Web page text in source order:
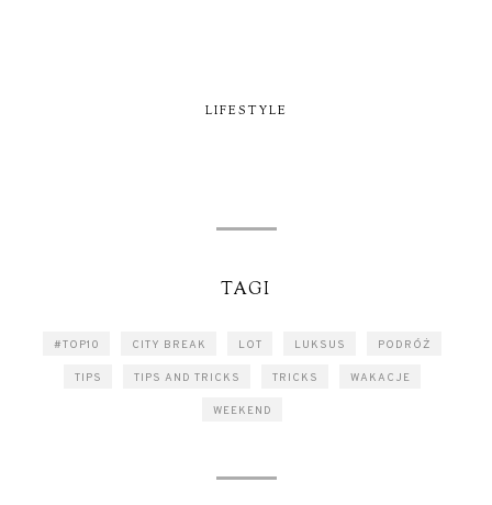
LIFESTYLE
TAGI
#TOP10 CITY BREAK LOT LUKSUS PODRÓŻ
TIPS TIPS AND TRICKS TRICKS WAKACJE
WEEKEND